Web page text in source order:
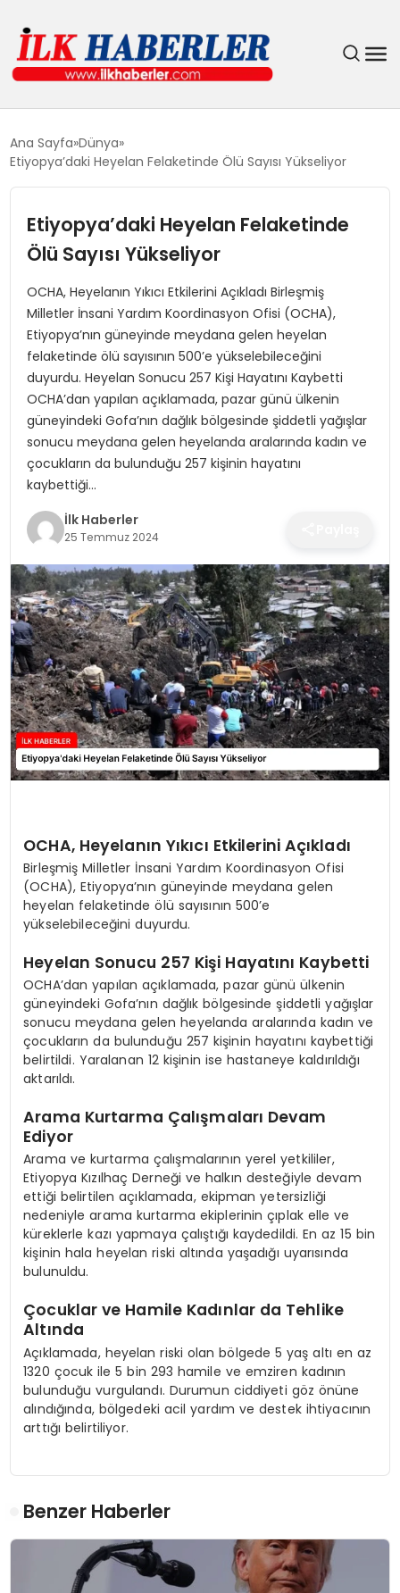
EKONOMI
MAGAZIN
SIYASET
SPOR
TEKNOLOJI
YAŞAM
Ana Sayfa Dünya
Etiyopya’daki Heyelan Felaketinde Ölü Sayısı Yükseliyor
Etiyopya’daki Heyelan Felaketinde
Ölü Sayısı Yükseliyor
OCHA, Heyelanın Yıkıcı Etkilerini Açıkladı Birleşmiş
Milletler İnsani Yardım Koordinasyon Ofisi (OCHA),
Etiyopya’nın güneyinde meydana gelen heyelan
felaketinde ölü sayısının 500’e yükselebileceğini
duyurdu. Heyelan Sonucu 257 Kişi Hayatını Kaybetti
OCHA’dan yapılan açıklamada, pazar günü ülkenin
güneyindeki Gofa’nın dağlık bölgesinde şiddetli yağışlar
sonucu meydana gelen heyelanda aralarında kadın ve
çocukların da bulunduğu 257 kişinin hayatını
kaybettiği…
İlk Haberler
25 Temmuz 2024
OCHA, Heyelanın Yıkıcı Etkilerini Açıkladı
Birleşmiş Milletler İnsani Yardım Koordinasyon Ofisi
(OCHA), Etiyopya’nın güneyinde meydana gelen
heyelan felaketinde ölü sayısının 500’e
yükselebileceğini duyurdu.
Heyelan Sonucu 257 Kişi Hayatını Kaybetti
OCHA’dan yapılan açıklamada, pazar günü ülkenin
güneyindeki Gofa’nın dağlık bölgesinde şiddetli yağışlar
sonucu meydana gelen heyelanda aralarında kadın ve
çocukların da bulunduğu 257 kişinin hayatını kaybettiği
belirtildi. Yaralanan 12 kişinin ise hastaneye kaldırıldığı
aktarıldı.
Arama Kurtarma Çalışmaları Devam
Ediyor
Arama ve kurtarma çalışmalarının yerel yetkililer,
Etiyopya Kızılhaç Derneği ve halkın desteğiyle devam
ettiği belirtilen açıklamada, ekipman yetersizliği
nedeniyle arama kurtarma ekiplerinin çıplak elle ve
küreklerle kazı yapmaya çalıştığı kaydedildi. En az 15 bin
kişinin hala heyelan riski altında yaşadığı uyarısında
bulunuldu.
Çocuklar ve Hamile Kadınlar da Tehlike
Altında
Açıklamada, heyelan riski olan bölgede 5 yaş altı en az
1320 çocuk ile 5 bin 293 hamile ve emziren kadının
bulunduğu vurgulandı. Durumun ciddiyeti göz önüne
alındığında, bölgedeki acil yardım ve destek ihtiyacının
arttığı belirtiliyor.
Benzer Haberler